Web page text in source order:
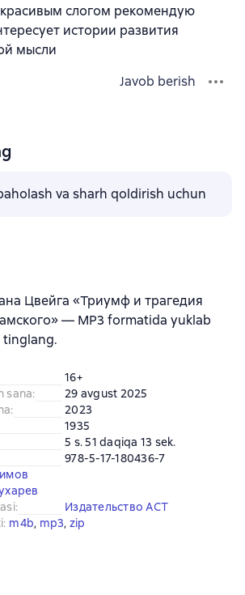
слогом рекомендую
истории развития
мысли
Javob berish
va sharh qoldirish uchun
Цвейга «Триумф и трагедия
— MP3 formatida yuklab
16+
sana:
29 avgust 2025
:
2023
1935
5 s. 51 daqiqa 13 sek.
978-5-17-180436-7
:
Издательство АСТ
: m4b, mp3, zip